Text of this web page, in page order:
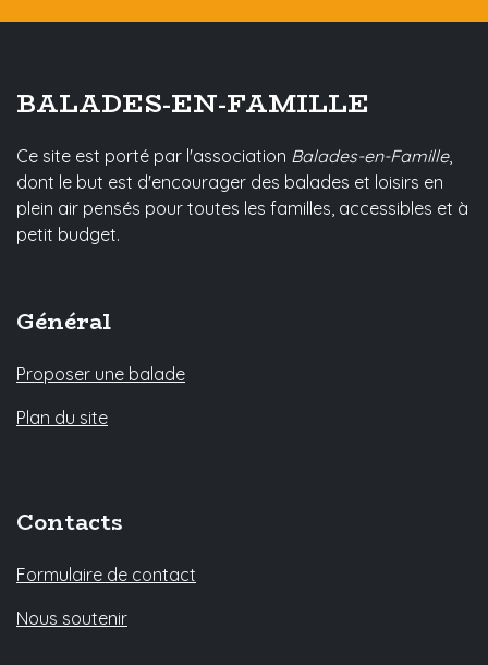
BALADES-EN-FAMILLE
Ce site est porté par l'association Balades-en-Famille,
dont le but est d'encourager des balades et loisirs en
plein air pensés pour toutes les familles, accessibles et à
petit budget.
Général
Proposer une balade
Plan du site
Contacts
Formulaire de contact
Nous soutenir